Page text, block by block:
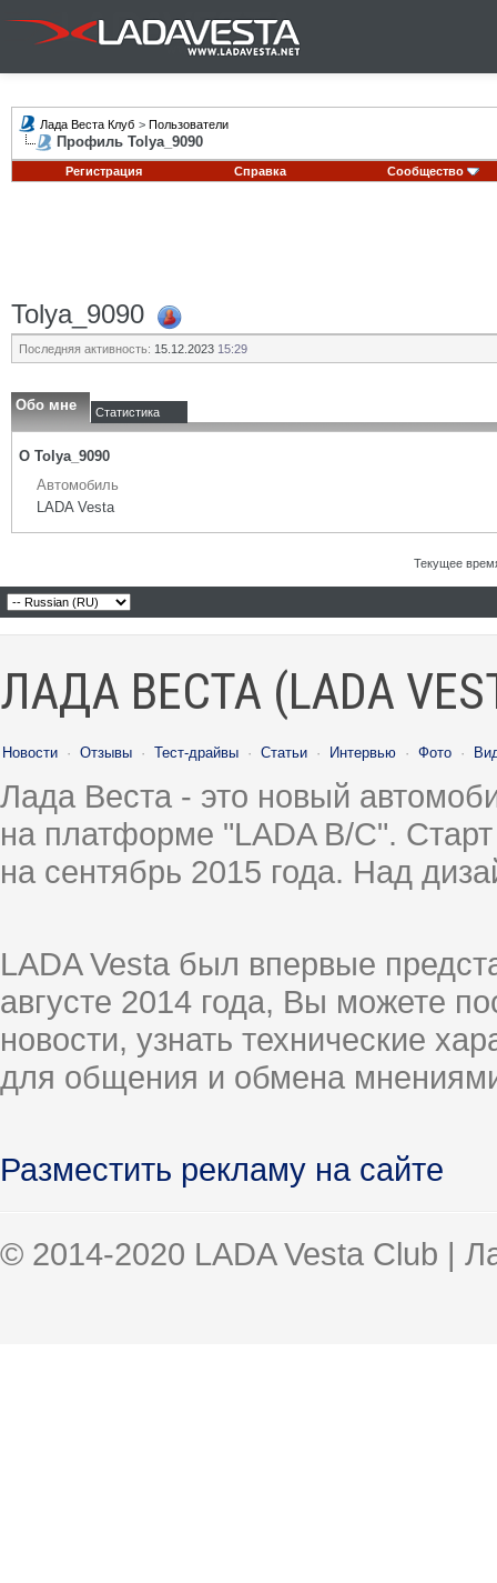
Лада Веста Клуб > Пользователи
Профиль Tolya_9090
Регистрация Справка Сообщество
Tolya_9090
Последняя активность: 15.12.2023 15:29
Обо мне Статистика
О Tolya_9090
Автомобиль
LADA Vesta
Текущее
ЛАДА ВЕСТА (LADA
Новости · Отзывы · Тест-драйвы · Статьи · Интервью · Фото ·
Лада Веста - это новый
на платформе "LADA B/C".
на сентябрь 2015 года. Над
LADA Vesta был впервые
августе 2014 года, Вы можете
новости, узнать технические
для общения и обмена
Разместить рекламу на сайте
© 2014-2020 LADA Vesta Club |